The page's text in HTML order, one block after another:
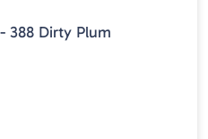
388 Dirty Plum